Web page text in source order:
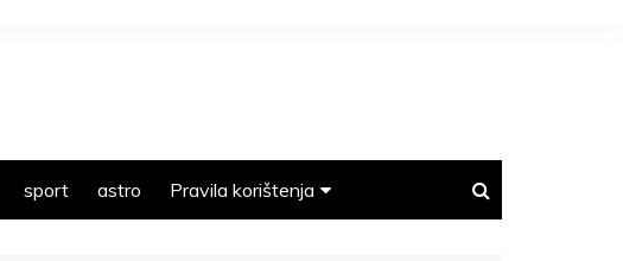
sport astro Pravila korištenja